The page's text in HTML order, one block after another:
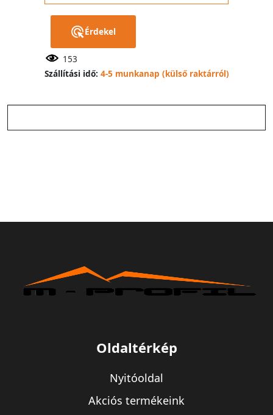
Érdekel
153
Szállítási idő: 4-5 munkanap (külső raktárról)
Oldaltérkép
Nyitóoldal
Akciós termékeink